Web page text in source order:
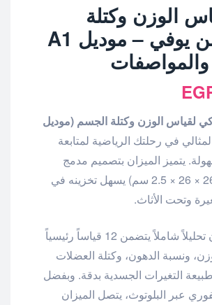
الوزن وكتلة
الجسم من يوفي – موديل A1
لقياس الوزن وكتلة الجسم (موديل
في رحلتك الرياضية لمتابعة
يتميز الميزان بتصميم مدمج
وعملي للغاية (26 × 26 × 2.5 سم) يسهل تخزينه في
وتحت الأثاث.
يقدم لك الميزان تحليلاً شاملاً يتضمن 12 قياساً رئيسياً
ونسبة الدهون، وكتلة العضلات
التغيرات الجسدية بدقة. وبفضل
عبر البلوتوث، يتصل الميزان